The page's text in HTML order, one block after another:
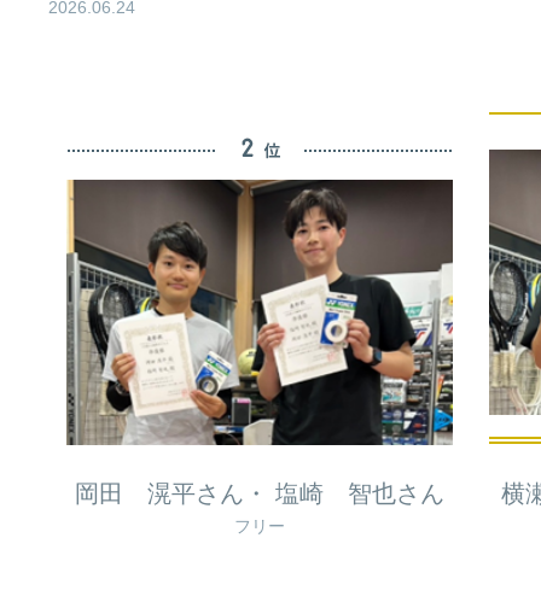
2026.06.24
岡田 滉平さん・ 塩崎 智也さん
フリー
横